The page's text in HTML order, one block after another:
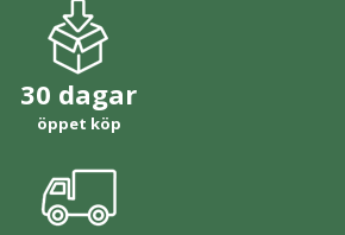
30 dagar
öppet köp